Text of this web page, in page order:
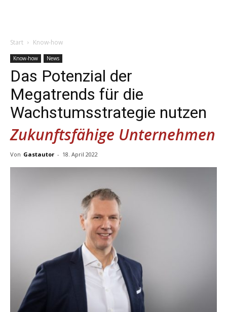
Start Know-how
Know-how News
Das Potenzial der
Megatrends für die
Wachstumsstrategie nutzen
Zukunftsfähige Unternehmen
Von Gastautor - 18. April 2022